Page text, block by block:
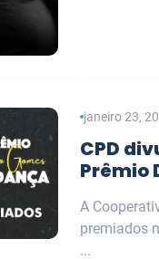
janeiro 23,
CPD
Prêmio
A
premiados
...